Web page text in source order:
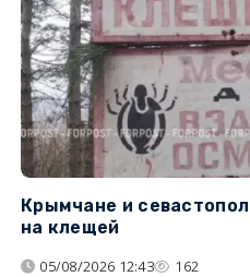
Крымчане и
на клещей
05/08/2026 12:43 162